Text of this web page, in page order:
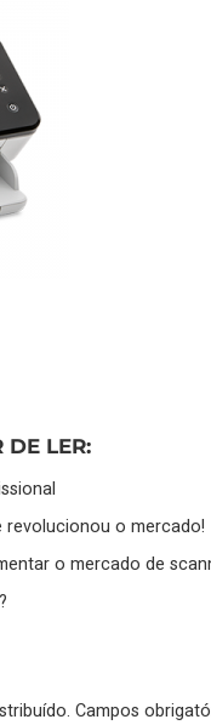
DE LER:
revolucionou o mercado!
o mercado de
Campos